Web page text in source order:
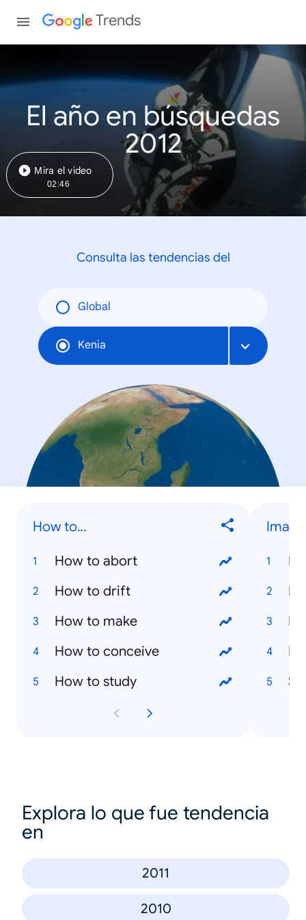
Trends
El año en búsquedas
2012
Mira el video
02:46
Consulta las tendencias del
Global
Kenia
How to...
How to abort
How to drift
How to make
How to conceive
How to study
Explora lo que fue tendencia
en
2011
2010